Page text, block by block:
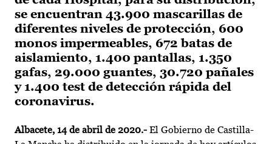
se encuentran 43.900 mascarillas de
diferentes niveles de protección, 600
monos impermeables, 672 batas de
aislamiento, 1.400 pantallas, 1.350
gafas, 29.000 guantes, 30.720 pañales
y 1.400 test de detección rápida del
coronavirus.
Albacete, 14 de abril de 2020.- El Gobierno de Castilla-